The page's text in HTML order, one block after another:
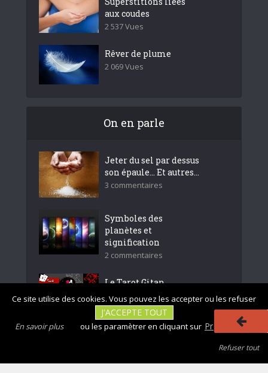
aux coudes
2 537 Vues
Rêver de plume
2 069 Vues
On en parle
Jeter du sel par dessus
son épaule… Et autres...
3 commentaires
Symboles des
planètes et
signification
2 commentaires
Le Tarot Gitan
1 commentaire
Le Bateleur – Tarot de
Ce site utilise des cookies. Vous pouvez les accepter ou les refuser
J'ACCEPTE TOUT
ou les paramètrer en cliquant sur Préférences
En savoir plus
Refuser tout